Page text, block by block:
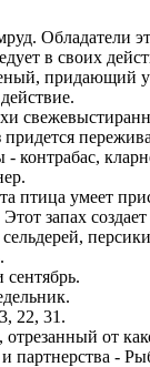
Обладатели
в своих
придающий
контрабас,
птица умеет
запах
22, 31.
отрезанный от
партнерства -